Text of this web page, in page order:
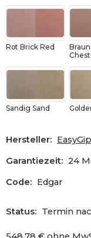
Rot Brick Red
Sandig Sand
Hersteller:
Garantiezeit: 24
Code: Edgar
Status: Termin